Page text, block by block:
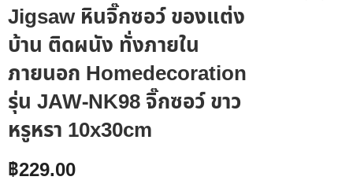
Jigsaw หินจิ๊กซอว์ ของแต่ง
บ้าน ติดผนัง ทั่งภายใน
ภายนอก Homedecoration
รุ่น JAW-NK98 จิ๊กซอว์ ขาว
หรูหรา 10x30cm
฿229.00